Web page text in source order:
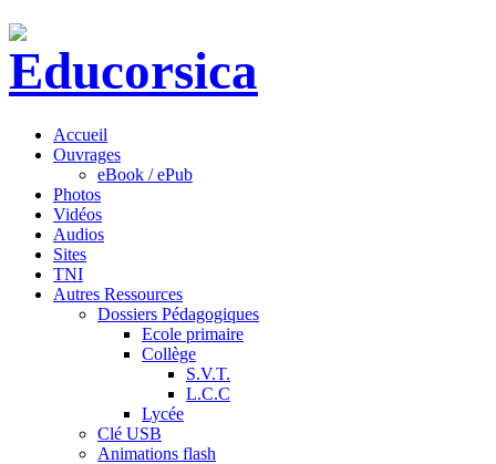
Accueil
Ouvrages
eBook / ePub
Photos
Vidéos
Audios
Sites
TNI
Autres Ressources
Dossiers Pédagogiques
Ecole primaire
Collège
S.V.T.
L.C.C
Lycée
Clé USB
Animations flash